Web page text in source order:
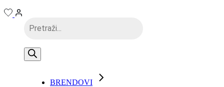
search
BRENDOVI